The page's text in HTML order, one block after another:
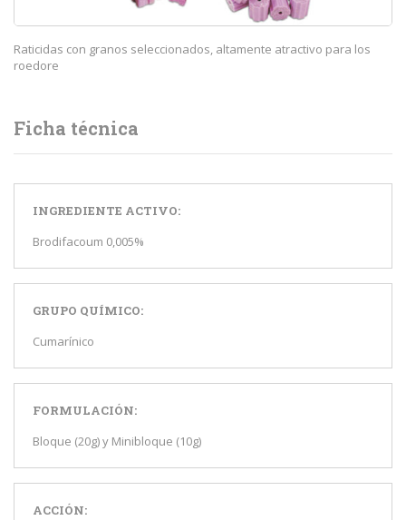
Raticidas con granos seleccionados, altamente atractivo para los
roedore
Ficha técnica
INGREDIENTE ACTIVO:
Brodifacoum 0,005%
GRUPO QUÍMICO:
Cumarínico
FORMULACIÓN:
Bloque (20g) y Minibloque (10g)
ACCIÓN: